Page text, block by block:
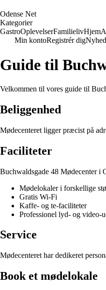
Odense Net
Kategorier
GastroOplevelserFamilielivHjem
Min kontoRegistrér dig
Guide til
Velkommen til vores guide til
Beliggenhed
Mødecenteret ligger præcist på
Faciliteter
Buchwaldsgade 48 Mødecenter i
Mødelokaler i forskellige
Gratis Wi-Fi
Kaffe- og te-faciliteter
Professionel lyd- og video-
Service
Mødecenteret har dedikeret
Book et mødelokale